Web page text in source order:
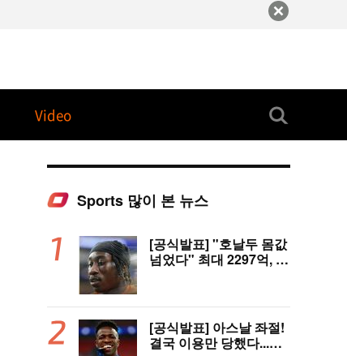
Video
Sports 많이 본 뉴스
[공식발표] "호날두 몸값
넘었다" 최대 2297억, 초
다..."구단 역사상 가장
비싼 영입"
[공식발표] 아스날 좌절!
결국 이용만 당했다...비